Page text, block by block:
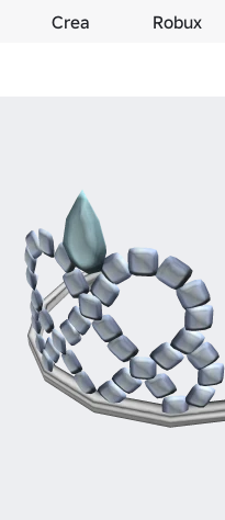
Crea Robux